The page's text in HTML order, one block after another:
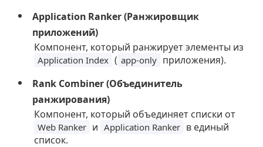
Application Ranker (Ранжировщик
приложений)
Компонент, который ранжирует элементы из
Application Index ( app-only приложения).
Rank Combiner (Объединитель
ранжирования)
Компонент, который объединяет списки от
Web Ranker и Application Ranker в единый
список.